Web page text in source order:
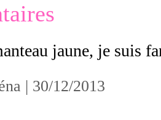
jaune, je suis
| 30/12/2013